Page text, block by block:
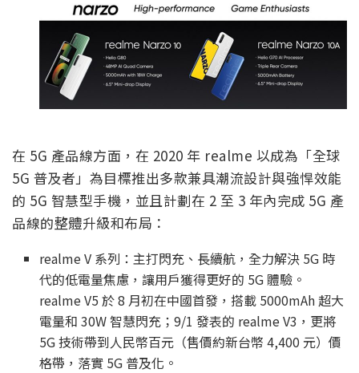
在 5G 產品線方面，在 2020 年 realme 以成為「全球
5G 普及者」為目標推出多款兼具潮流設計與強悍效能
的 5G 智慧型手機，並且計劃在 2 至 3 年內完成 5G 產
品線的整體升級和布局：
realme V 系列：主打閃充、長續航，全力解決 5G 時
代的低電量焦慮，讓用戶獲得更好的 5G 體驗。
realme V5 於 8 月初在中國首發，搭載 5000mAh 超大
電量和 30W 智慧閃充；9/1 發表的 realme V3，更將
5G 技術帶到人民幣百元（售價約新台幣 4,400 元）價
格帶，落實 5G 普及化。